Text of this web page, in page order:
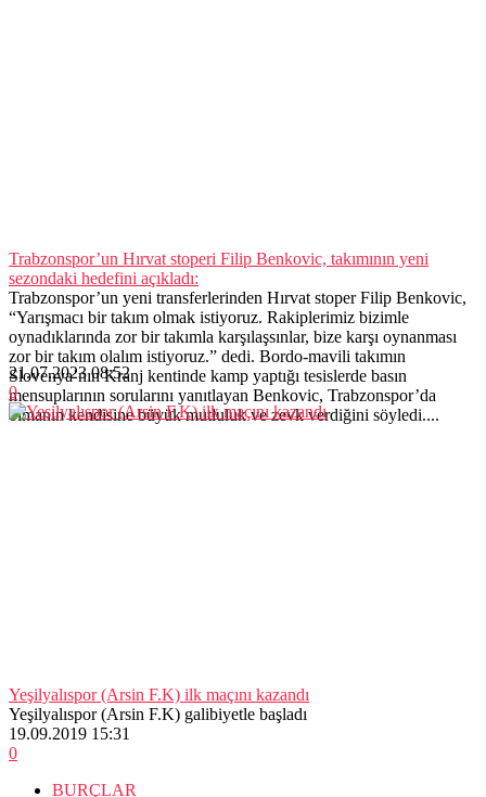
Trabzonspor’un Hırvat stoperi Filip Benkovic, takımının yeni
sezondaki hedefini açıkladı:
Trabzonspor’un yeni transferlerinden Hırvat stoper Filip Benkovic,
“Yarışmacı bir takım olmak istiyoruz. Rakiplerimiz bizimle
oynadıklarında zor bir takımla karşılaşsınlar, bize karşı oynanması
zor bir takım olalım istiyoruz.” dedi. Bordo-mavili takımın
Slovenya’nın Kranj kentinde kamp yaptığı tesislerde basın
mensuplarının sorularını yanıtlayan Benkovic, Trabzonspor’da
olmanın kendisine büyük mutluluk ve zevk verdiğini söyledi....
21.07.2023 08:52
0
Yeşilyalıspor (Arsin F.K) ilk maçını kazandı
Yeşilyalıspor (Arsin F.K) galibiyetle başladı
19.09.2019 15:31
0
BURÇLAR